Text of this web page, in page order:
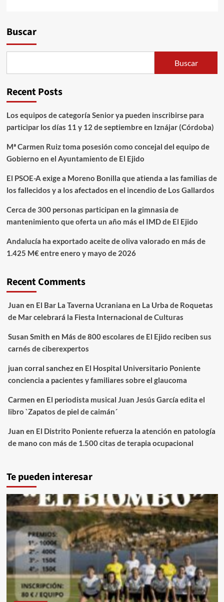
Buscar
Buscar
Recent Posts
Los equipos de categoría Senior ya pueden inscribirse para
participar los días 11 y 12 de septiembre en Iznájar (Córdoba)
Mª Carmen Ruiz toma posesión como concejal del equipo de
Gobierno en el Ayuntamiento de El Ejido
El PSOE-A exige a Moreno Bonilla que atienda a las familias de
los fallecidos y a los afectados en el incendio de Los Gallardos
Cerca de 300 personas participan en la gimnasia de
mantenimiento que oferta un año más el IMD de El Ejido
Andalucía ha exportado aceite de oliva valorado en más de
1.425 M€ entre enero y mayo de 2026
Recent Comments
Juan en El Bar La Taverna Ucraniana en La Urba de Roquetas
de Mar celebrará la Fiesta Internacional de Culturas
Susan Smith en Más de 800 escolares de El Ejido reciben sus
carnés de ciberexpertos
juan corral sanchezen El Hospital Universitario Poniente
conciencia a pacientes y familiares sobre el glaucoma
Carmen en El periodista musical Juan Jesús García edita el
libro `Zapatos de piel de caimán´
Juan en El Distrito Poniente refuerza la atención en patología
de mano con más de 1.500 citas de terapia ocupacional
Te pueden interesar